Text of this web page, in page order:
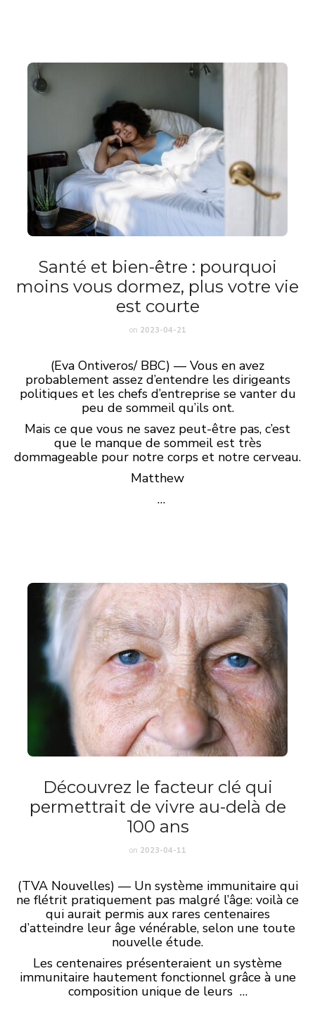
Santé et bien-être : pourquoi
moins vous dormez, plus votre vie
est courte
on 2023-04-21
(Eva Ontiveros/ BBC) — Vous en avez
probablement assez d’entendre les dirigeants
politiques et les chefs d’entreprise se vanter du
peu de sommeil qu’ils ont.
Mais ce que vous ne savez peut-être pas, c’est
que le manque de sommeil est très
dommageable pour notre corps et notre cerveau.
Matthew
…
Découvrez le facteur clé qui
permettrait de vivre au-delà de
100 ans
on 2023-04-11
(TVA Nouvelles) — Un système immunitaire qui
ne flétrit pratiquement pas malgré l’âge: voilà ce
qui aurait permis aux rares centenaires
d’atteindre leur âge vénérable, selon une toute
nouvelle étude.
Les centenaires présenteraient un système
immunitaire hautement fonctionnel grâce à une
composition unique de leurs …